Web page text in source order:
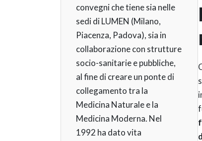
convegni che tiene sia nelle
sedi di LUMEN (Milano,
Piacenza, Padova), sia in
collaborazione con strutture
socio-sanitarie e pubbliche,
al fine di creare un ponte di
collegamento tra la
Medicina Naturale e la
Medicina Moderna. Nel
1992 ha dato vita